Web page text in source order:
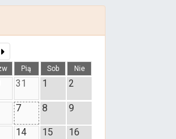
Pią Sob Nie
31 1 2
7 8 9
14 15 16